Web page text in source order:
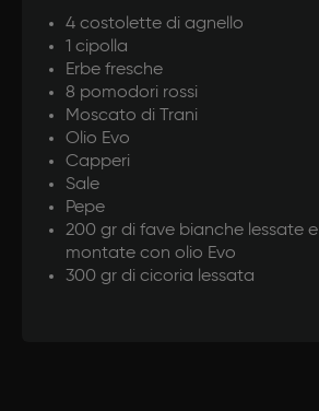
4 costolette di agnello
1 cipolla
Erbe fresche
8 pomodori rossi
Moscato di Trani
Olio Evo
Capperi
Sale
Pepe
200 gr di fave bianche lessate e
montate con olio Evo
300 gr di cicoria lessata